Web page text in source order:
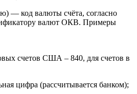
— код валюты счёта, согласно
валют ОКВ. Примеры
счетов США – 840, для счетов в
цифра (рассчитывается банком);